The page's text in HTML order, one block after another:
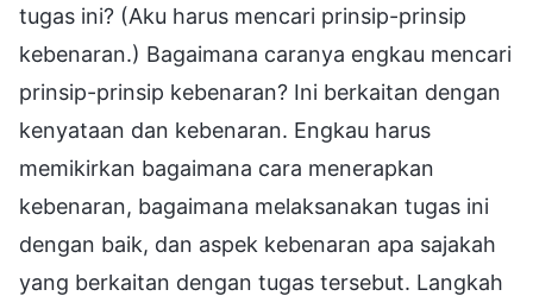
tugas ini? (Aku harus mencari prinsip-prinsip
kebenaran.) Bagaimana caranya engkau mencari
prinsip-prinsip kebenaran? Ini berkaitan dengan
kenyataan dan kebenaran. Engkau harus
memikirkan bagaimana cara menerapkan
kebenaran, bagaimana melaksanakan tugas ini
dengan baik, dan aspek kebenaran apa sajakah
yang berkaitan dengan tugas tersebut. Langkah